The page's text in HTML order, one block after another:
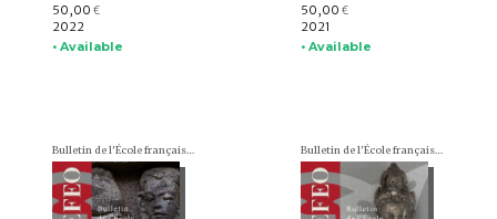
50,00 €
2022
• Available
50,00 €
2021
• Available
Bulletin de l'École française d'Extrême-Orient (BEFEO) Bulletin de l'École française d'Extrême-Orient (BEFEO)